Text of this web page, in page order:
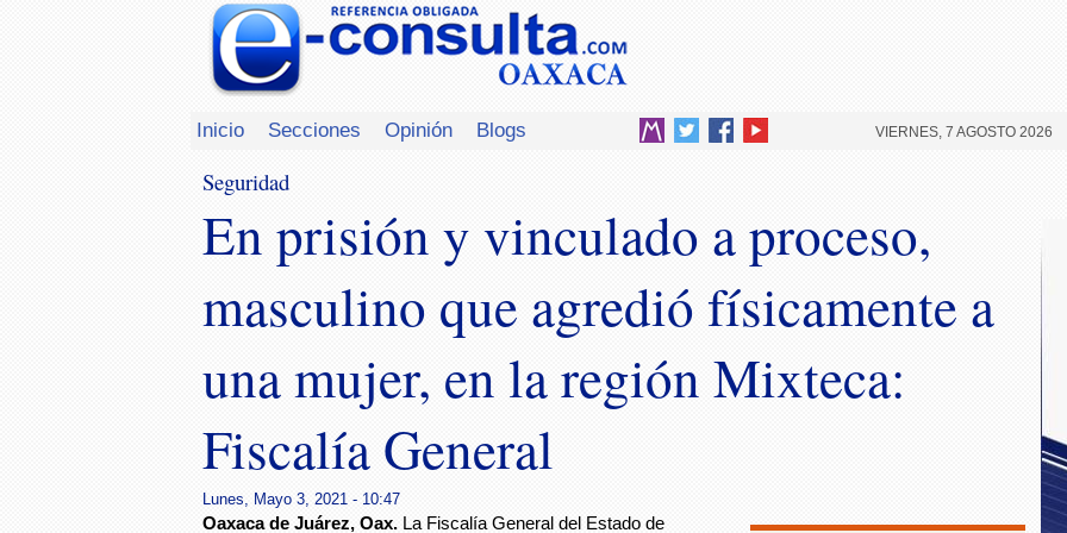
Inicio Secciones Opinión Blogs VIERNES, 7 AGOSTO 2026
Seguridad
En prisión y vinculado a proceso,
masculino que agredió físicamente a
una mujer, en la región Mixteca:
Fiscalía General
Lunes, Mayo 3, 2021 - 10:47
Oaxaca de Juárez, Oax. La Fiscalía General del Estado de